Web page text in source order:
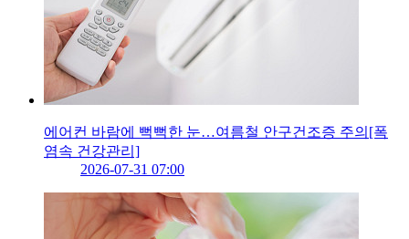
에어컨 바람에 뻑뻑한 눈…여름철 안구건조증 주의[폭
염속 건강관리]
2026-07-31 07:00